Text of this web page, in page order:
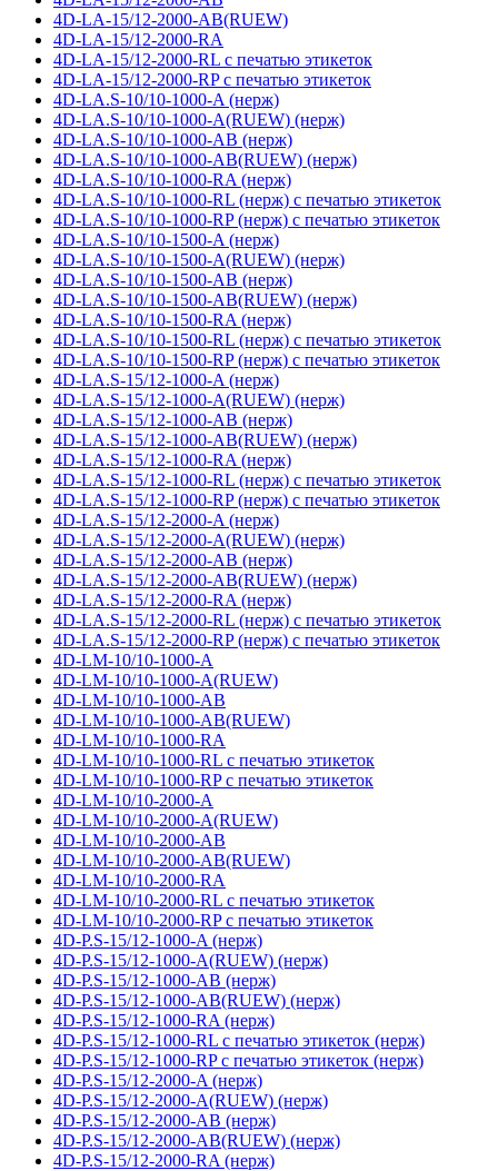
4D-LA-15/12-2000-AB(RUEW)
4D-LA-15/12-2000-RA
4D-LA-15/12-2000-RL с печатью этикеток
4D-LA-15/12-2000-RP с печатью этикеток
4D-LA.S-10/10-1000-A (нерж)
4D-LA.S-10/10-1000-A(RUEW) (нерж)
4D-LA.S-10/10-1000-AB (нерж)
4D-LA.S-10/10-1000-AB(RUEW) (нерж)
4D-LA.S-10/10-1000-RA (нерж)
4D-LA.S-10/10-1000-RL (нерж) с печатью этикеток
4D-LA.S-10/10-1000-RP (нерж) с печатью этикеток
4D-LA.S-10/10-1500-A (нерж)
4D-LA.S-10/10-1500-A(RUEW) (нерж)
4D-LA.S-10/10-1500-AB (нерж)
4D-LA.S-10/10-1500-AB(RUEW) (нерж)
4D-LA.S-10/10-1500-RA (нерж)
4D-LA.S-10/10-1500-RL (нерж) с печатью этикеток
4D-LA.S-10/10-1500-RP (нерж) с печатью этикеток
4D-LA.S-15/12-1000-A (нерж)
4D-LA.S-15/12-1000-A(RUEW) (нерж)
4D-LA.S-15/12-1000-AB (нерж)
4D-LA.S-15/12-1000-AB(RUEW) (нерж)
4D-LA.S-15/12-1000-RA (нерж)
4D-LA.S-15/12-1000-RL (нерж) с печатью этикеток
4D-LA.S-15/12-1000-RP (нерж) с печатью этикеток
4D-LA.S-15/12-2000-A (нерж)
4D-LA.S-15/12-2000-A(RUEW) (нерж)
4D-LA.S-15/12-2000-AB (нерж)
4D-LA.S-15/12-2000-AB(RUEW) (нерж)
4D-LA.S-15/12-2000-RA (нерж)
4D-LA.S-15/12-2000-RL (нерж) с печатью этикеток
4D-LA.S-15/12-2000-RP (нерж) с печатью этикеток
4D-LM-10/10-1000-A
4D-LM-10/10-1000-A(RUEW)
4D-LM-10/10-1000-AB
4D-LM-10/10-1000-AB(RUEW)
4D-LM-10/10-1000-RA
4D-LM-10/10-1000-RL с печатью этикеток
4D-LM-10/10-1000-RP с печатью этикеток
4D-LM-10/10-2000-A
4D-LM-10/10-2000-A(RUEW)
4D-LM-10/10-2000-AB
4D-LM-10/10-2000-AB(RUEW)
4D-LM-10/10-2000-RA
4D-LM-10/10-2000-RL с печатью этикеток
4D-LM-10/10-2000-RP с печатью этикеток
4D-P.S-15/12-1000-A (нерж)
4D-P.S-15/12-1000-A(RUEW) (нерж)
4D-P.S-15/12-1000-AB (нерж)
4D-P.S-15/12-1000-AB(RUEW) (нерж)
4D-P.S-15/12-1000-RA (нерж)
4D-P.S-15/12-1000-RL с печатью этикеток (нерж)
4D-P.S-15/12-1000-RP с печатью этикеток (нерж)
4D-P.S-15/12-2000-A (нерж)
4D-P.S-15/12-2000-A(RUEW) (нерж)
4D-P.S-15/12-2000-AB (нерж)
4D-P.S-15/12-2000-AB(RUEW) (нерж)
4D-P.S-15/12-2000-RA (нерж)